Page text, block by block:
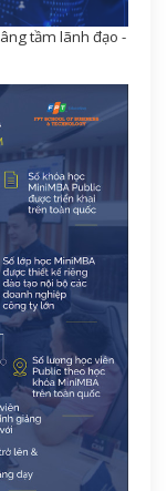
tầm lãnh đạo -